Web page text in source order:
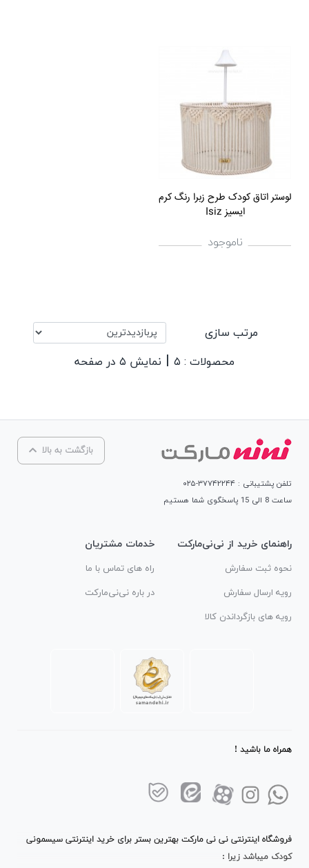
لوستر اتاق کودک طرح زبرا رنگ کرم
ایسیز Isiz
ناموجود
مرتب سازی
محصولات : ۵
| نمایش ۵ در صفحه
بازگشت به بالا
تلفن پشتیبانی : ۳۷۷۴۲۲۴۴-۰۲۵
ساعت 8 الی 15 پاسخگوی شما هستیم
راهنمای خرید از نی‌نی‌مارکت
نحوه ثبت سفارش
رویه ارسال سفارش
رویه های بازگرداندن کالا
خدمات مشتریان
راه های تماس با ما
در باره نی‌نی‌مارکت
همراه ما باشید !
فروشگاه اینترنتی نی نی مارکت بهترین بستر برای خرید اینترنتی سیسمونی
کودک میباشد زیرا :